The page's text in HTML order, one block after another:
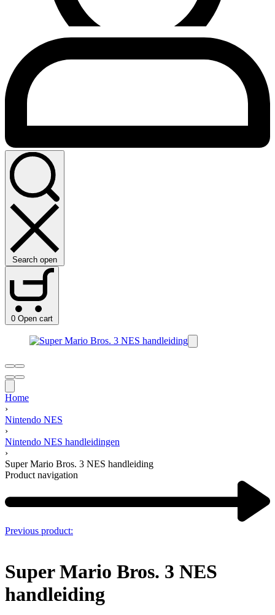
Search open
0 Open cart
Home
›
Nintendo NES
›
Nintendo NES handleidingen
›
Super Mario Bros. 3 NES handleiding
Product navigation
Previous product:
Super Mario Bros. 3 NES
handleiding